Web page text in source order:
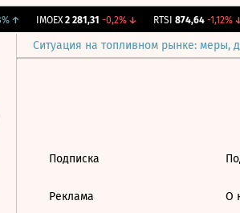
↑ IMOEX 2 281,31 -0,2%↓ RTSI 874,64 -1,12%↓
Ситуация на топливном рынке: меры,
Подписка
Реклама О